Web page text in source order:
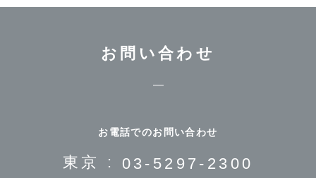
お問い合わせ
お電話でのお問い合わせ
東京 : 03-5297-2300